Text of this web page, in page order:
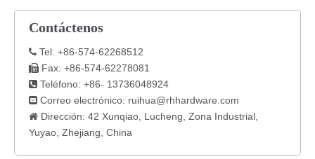
Contáctenos
 Tel: +86-574-62268512
 Fax: +86-574-62278081
 Teléfono: +86- 13736048924
 Correo electrónico: ruihua@rhhardware.com
 Dirección: 42 Xunqiao, Lucheng, Zona Industrial,
Yuyao, Zhejiang, China